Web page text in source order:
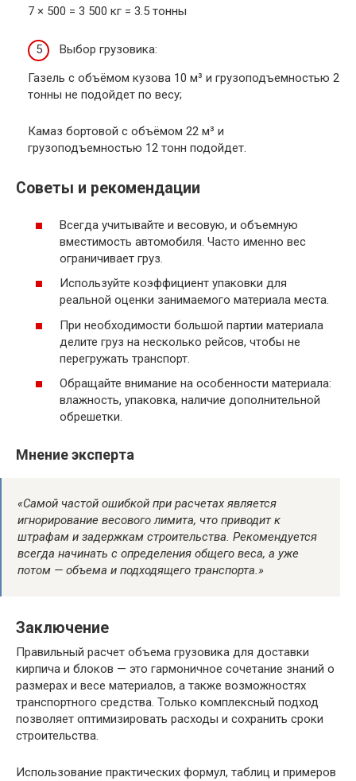
7 × 500 = 3 500 кг = 3.5 тонны
Выбор грузовика:
Газель с объёмом кузова 10 м³ и грузоподъемностью 2
тонны не подойдет по весу;
Камаз бортовой с объёмом 22 м³ и
грузоподъемностью 12 тонн подойдет.
Советы и рекомендации
Всегда учитывайте и весовую, и объемную
вместимость автомобиля. Часто именно вес
ограничивает груз.
Используйте коэффициент упаковки для
реальной оценки занимаемого материала места.
При необходимости большой партии материала
делите груз на несколько рейсов, чтобы не
перегружать транспорт.
Обращайте внимание на особенности материала:
влажность, упаковка, наличие дополнительной
обрешетки.
Мнение эксперта
«Самой частой ошибкой при расчетах является
игнорирование весового лимита, что приводит к
штрафам и задержкам строительства. Рекомендуется
всегда начинать с определения общего веса, а уже
потом — объема и подходящего транспорта.»
Заключение
Правильный расчет объема грузовика для доставки
кирпича и блоков — это гармоничное сочетание знаний о
размерах и весе материалов, а также возможностях
транспортного средства. Только комплексный подход
позволяет оптимизировать расходы и сохранить сроки
строительства.
Использование практических формул, таблиц и примеров